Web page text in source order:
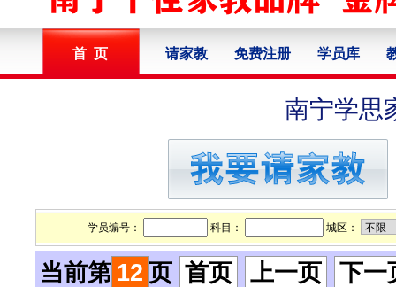
首 页 请家教 免费注册 学员库
南宁学思
学员编号： 科目： 城区：
当前第 12 页 首页 上一页
下一